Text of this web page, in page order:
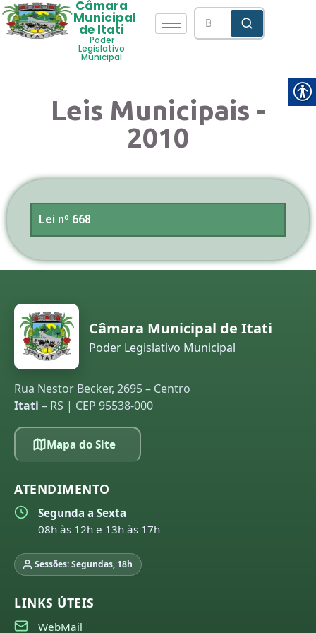
Câmara
Municipal
de Itati
Poder
Legislativo
Municipal
Leis Municipais -
2010
Lei nº 668
Câmara Municipal de Itati
Poder Legislativo Municipal
Rua Nestor Becker, 2695 – Centro
Itati – RS | CEP 95538-000
Mapa do Site
ATENDIMENTO
Segunda a Sexta
08h às 12h e 13h às 17h
Sessões: Segundas, 18h
LINKS ÚTEIS
WebMail